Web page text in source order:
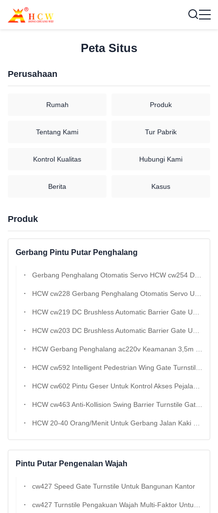
Peta Situs
Perusahaan
Rumah Produk
Tentang Kami Tur Pabrik
Kontrol Kualitas Hubungi Kami
Berita Kasus
Produk
Gerbang Pintu Putar Penghalang
Gerbang Penghalang Otomatis Servo HCW cw254 Dengan Indikator LED Untuk Kontrol Akses Tempat Parkir
HCW cw228 Gerbang Penghalang Otomatis Servo Untuk Kontrol Akses Tempat Parkir
HCW cw219 DC Brushless Automatic Barrier Gate Untuk Parking Lot Access Control
HCW cw203 DC Brushless Automatic Barrier Gate Untuk Parking Lot Access Control
HCW Gerbang Penghalang ac220v Keamanan 3,5m Panjang Terbaik Waterproof Pole dc24v Parkir
HCW cw592 Intelligent Pedestrian Wing Gate Turnstile Untuk Kontrol Akses
HCW cw602 Pintu Geser Untuk Kontrol Akses Pejalan Kaki
HCW cw463 Anti-Kollision Swing Barrier Turnstile Gate Untuk Kontrol Akses Pejalan Kaki
HCW 20-40 Orang/Menit Untuk Gerbang Jalan Kaki Dan 20-40 Orang/Menit Untuk Manajemen Pejalan Kaki
Pintu Putar Pengenalan Wajah
cw427 Speed Gate Turnstile Untuk Bangunan Kantor
cw427 Turnstile Pengakuan Wajah Multi-Faktor Untuk Manajemen Pengunjung